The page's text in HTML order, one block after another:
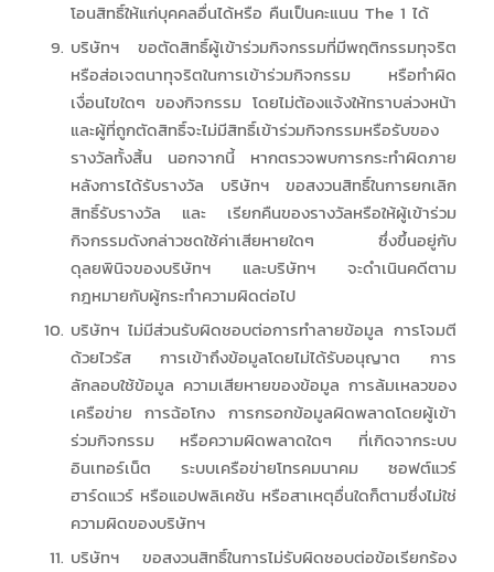
โอนสิทธิ์ให้แก่บุคคลอื่นได้หรือ คืนเป็นคะแนน The 1 ได้
บริษัทฯ ขอตัดสิทธิ์ผู้เข้าร่วมกิจกรรมที่มีพฤติกรรมทุจริต
หรือส่อเจตนาทุจริตในการเข้าร่วมกิจกรรม หรือทำผิด
เงื่อนไขใดๆ ของกิจกรรม โดยไม่ต้องแจ้งให้ทราบล่วงหน้า
และผู้ที่ถูกตัดสิทธิ์จะไม่มีสิทธิ์เข้าร่วมกิจกรรมหรือรับของ
รางวัลทั้งสิ้น นอกจากนี้ หากตรวจพบการกระทำผิดภาย
หลังการได้รับรางวัล บริษัทฯ ขอสงวนสิทธิ์ในการยกเลิก
สิทธิ์รับรางวัล และ เรียกคืนของรางวัลหรือให้ผู้เข้าร่วม
กิจกรรมดังกล่าวชดใช้ค่าเสียหายใดๆ ซึ่งขึ้นอยู่กับ
ดุลยพินิจของบริษัทฯ และบริษัทฯ จะดำเนินคดีตาม
กฎหมายกับผู้กระทำความผิดต่อไป
บริษัทฯ ไม่มีส่วนรับผิดชอบต่อการทำลายข้อมูล การโจมตี
ด้วยไวรัส การเข้าถึงข้อมูลโดยไม่ได้รับอนุญาต การ
ลักลอบใช้ข้อมูล ความเสียหายของข้อมูล การล้มเหลวของ
เครือข่าย การฉ้อโกง การกรอกข้อมูลผิดพลาดโดยผู้เข้า
ร่วมกิจกรรม หรือความผิดพลาดใดๆ ที่เกิดจากระบบ
อินเทอร์เน็ต ระบบเครือข่ายโทรคมนาคม ซอฟต์แวร์
ฮาร์ดแวร์ หรือแอปพลิเคชัน หรือสาเหตุอื่นใดก็ตามซึ่งไม่ใช่
ความผิดของบริษัทฯ
บริษัทฯ ขอสงวนสิทธิ์ในการไม่รับผิดชอบต่อข้อเรียกร้อง